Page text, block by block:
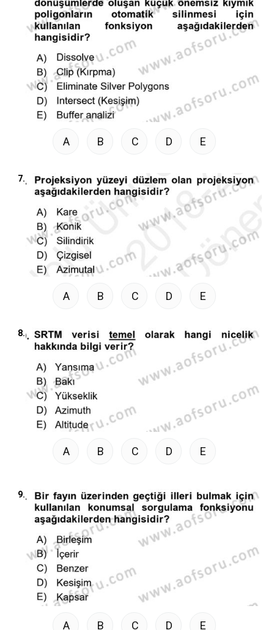
A B C D E
7.
A B C D E
8.
A B C D E
9.
A B C D E